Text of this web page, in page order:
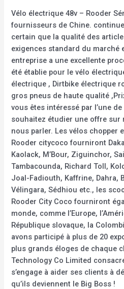
Vélo électrique 48v – Rooder
fournisseurs de Chine.
certain que la qualité des
exigences standard du marché
entreprise a une excellente
été établie pour le vélo
électrique , Dirtbike électrique
gros pneus de haute qualité
vous êtes intéressé par l’une
souhaitez étudier une offre sur
nous parler. Les vélos chopper
Rooder citycoco fourniront
Kaolack, M’Bour, Ziguinchor,
Tambacounda, Richard Toll,
Joal-Fadiouth, Kaffrine, Dahra,
Vélingara, Sédhiou etc., les
Rooder City Coco fourniront
monde, comme l’Europe,
République slovaque, la
avons participé à plus de 20
plus grands éloges de chaque
Technology Co Limited
s’engage à aider ses clients à
qu’ils deviennent le Big Boss !